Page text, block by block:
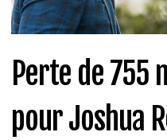
Perte de 755
pour Joshua